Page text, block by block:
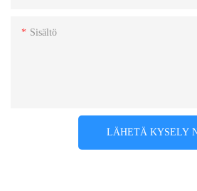
Sisältö
LÄHETÄ KYSELY